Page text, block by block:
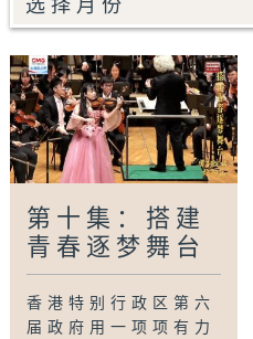
第十集：搭建
青春逐梦舞台
香港特别行政区第六
届政府用一项项有力